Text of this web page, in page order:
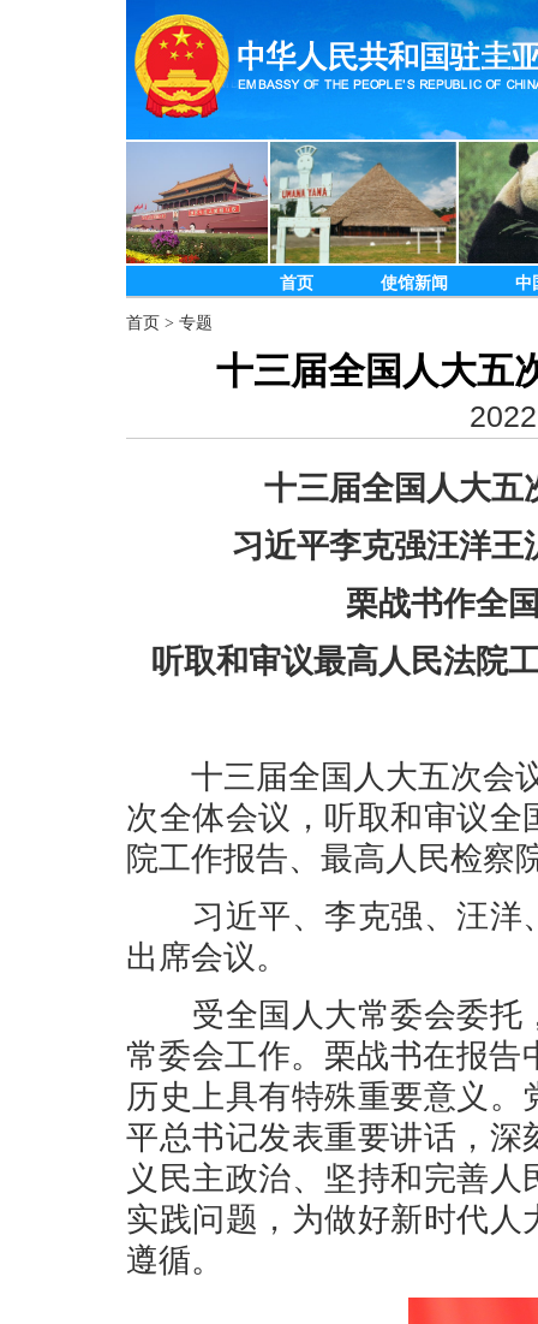
首页 使馆新闻 中
首页 > 专题
十三届全国人大五
十三届全国人大五
习近平李克强汪洋王
栗战书作全
听取和审议最高人民法院
十三届全国人大五次会议
次全体会议，听取和审议
院工作报告、最高人民检察
习近平、李克强、汪洋
出席会议。
受全国人大常委会委托
常委会工作。栗战书在报告
历史上具有特殊重要意义
平总书记发表重要讲话，
义民主政治、坚持和完善
实践问题，为做好新时代
遵循。